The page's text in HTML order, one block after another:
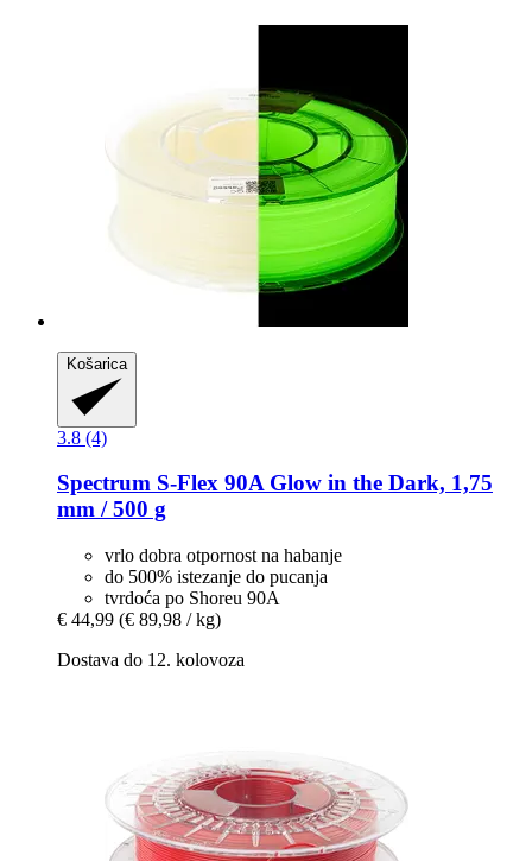
Košarica
3.8 (4)
Spectrum S-​Flex 90A Glow in the Dark, 1,75
mm / 500 g
vrlo dobra otpornost na habanje
do 500% istezanje do pucanja
tvrdoća po Shoreu 90A
€ 44,99 (€ 89,98 / kg)
Dostava do 12. kolovoza